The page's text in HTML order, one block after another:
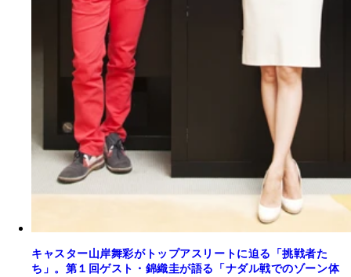
キャスター山岸舞彩がトップアスリートに迫る「挑戦者た
ち」。第１回ゲスト・錦織圭が語る「ナダル戦でのゾーン体